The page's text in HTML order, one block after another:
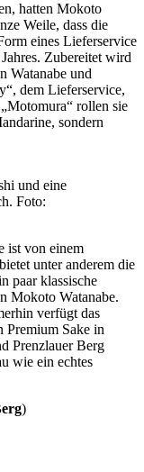
hatten Mokoto
Weile, dass die
eines Lieferservice
Zubereitet wird
Watanabe und
dem Lieferservice,
rollen sie
sondern
und eine
Foto:
ist von einem
unter anderem die
paar klassische
Mokoto Watanabe.
verfügt das
Premium Sake in
Prenzlauer Berg
wie ein echtes
)